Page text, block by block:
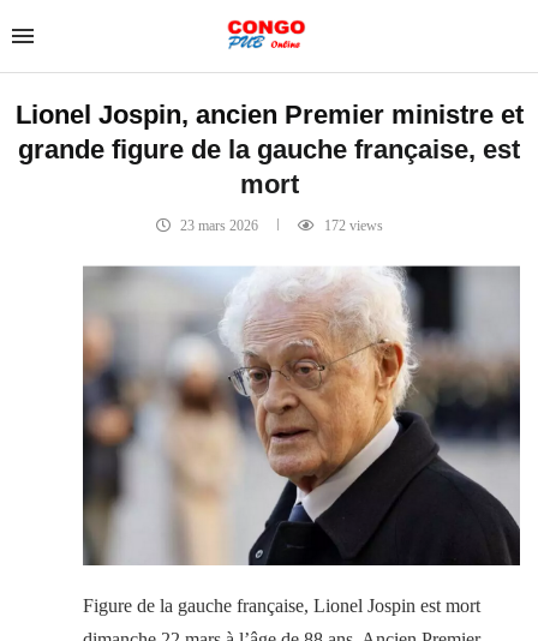
Lionel Jospin, ancien Premier ministre et
grande figure de la gauche française, est
mort
23 mars 2026 172views
Figure de la gauche française, Lionel Jospin est mort